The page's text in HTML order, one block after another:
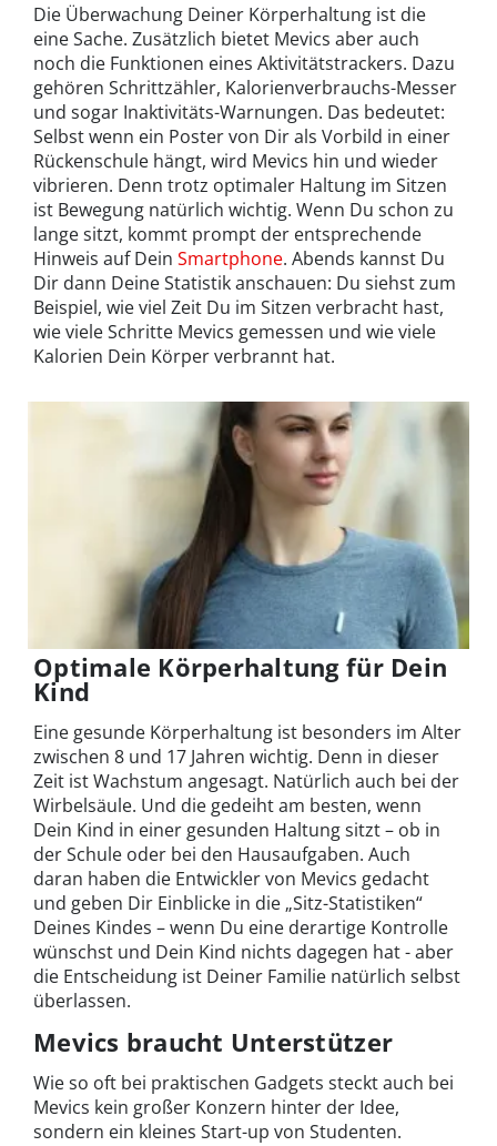
Die Überwachung Deiner Körperhaltung ist die
eine Sache. Zusätzlich bietet Mevics aber auch
noch die Funktionen eines Aktivitätstrackers. Dazu
gehören Schrittzähler, Kalorienverbrauchs-Messer
und sogar Inaktivitäts-Warnungen. Das bedeutet:
Selbst wenn ein Poster von Dir als Vorbild in einer
Rückenschule hängt, wird Mevics hin und wieder
vibrieren. Denn trotz optimaler Haltung im Sitzen
ist Bewegung natürlich wichtig. Wenn Du schon zu
lange sitzt, kommt prompt der entsprechende
Hinweis auf Dein Smartphone. Abends kannst Du
Dir dann Deine Statistik anschauen: Du siehst zum
Beispiel, wie viel Zeit Du im Sitzen verbracht hast,
wie viele Schritte Mevics gemessen und wie viele
Kalorien Dein Körper verbrannt hat.
Optimale Körperhaltung für Dein
Kind
Eine gesunde Körperhaltung ist besonders im Alter
zwischen 8 und 17 Jahren wichtig. Denn in dieser
Zeit ist Wachstum angesagt. Natürlich auch bei der
Wirbelsäule. Und die gedeiht am besten, wenn
Dein Kind in einer gesunden Haltung sitzt – ob in
der Schule oder bei den Hausaufgaben. Auch
daran haben die Entwickler von Mevics gedacht
und geben Dir Einblicke in die „Sitz-Statistiken“
Deines Kindes – wenn Du eine derartige Kontrolle
wünschst und Dein Kind nichts dagegen hat - aber
die Entscheidung ist Deiner Familie natürlich selbst
überlassen.
Mevics braucht Unterstützer
Wie so oft bei praktischen Gadgets steckt auch bei
Mevics kein großer Konzern hinter der Idee,
sondern ein kleines Start-up von Studenten.